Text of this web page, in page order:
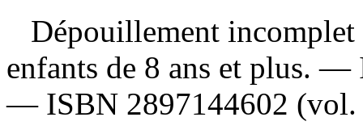
Dépouillement
enfants de 8 ans et plus. —
— ISBN 2897144602 (vol.